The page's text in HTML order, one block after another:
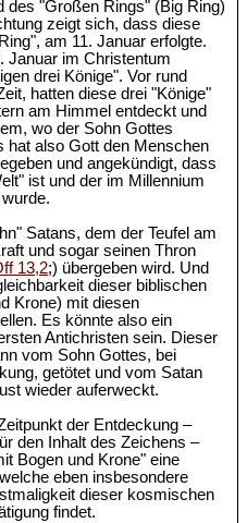
des "Großen Rings" (Big Ring)
zeigt sich, dass diese
am 11. Januar erfolgte.
Januar im Christentum
drei Könige". Vor rund
hatten diese drei "Könige"
am Himmel entdeckt und
wo der Sohn Gottes
hat also Gott den Menschen
und angekündigt, dass
ist und der im Millennium
Satans, dem der Teufel am
und sogar seinen Thron
13,2;) übergeben wird. Und
dieser biblischen
Krone) mit diesen
Es könnte also ein
Antichristen sein. Dieser
vom Sohn Gottes, bei
getötet und vom Satan
wieder auferweckt.
der Entdeckung –
den Inhalt des Zeichens –
Bogen und Krone" eine
eben insbesondere
dieser kosmischen
findet.